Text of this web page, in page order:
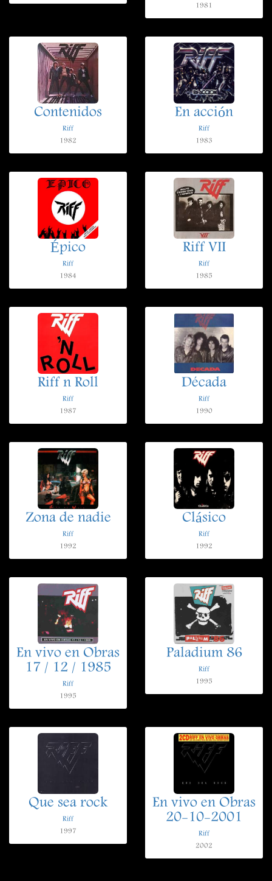
1981
Contenidos
Riff
1982
En acción
Riff
1983
Épico
Riff
1984
Riff VII
Riff
1985
Riff n Roll
Riff
1987
Década
Riff
1990
Zona de nadie
Riff
1992
Clásico
Riff
1992
En vivo en Obras
17 / 12 / 1985
Riff
1995
Paladium 86
Riff
1995
Que sea rock
Riff
1997
En vivo en Obras
20-10-2001
Riff
2002